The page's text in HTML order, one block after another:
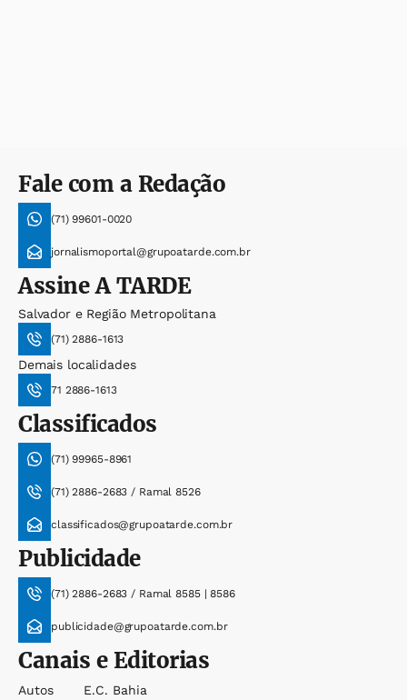
Fale com a Redação
(71) 99601-0020
jornalismoportal@grupoatarde.com.br
AssineA TARDE
Salvador e Região Metropolitana
(71) 2886-1613
Demais localidades
71 2886-1613
Classificados
(71) 99965-8961
(71) 2886-2683 / Ramal 8526
classificados@grupoatarde.com.br
Publicidade
(71) 2886-2683 / Ramal 8585 | 8586
publicidade@grupoatarde.com.br
Canais e Editorias
Autos
E.c. Bahia